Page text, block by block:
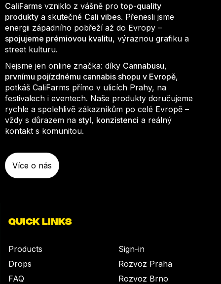
CaliFarms vzniklo z vášně protop-quality
produkty a skutečné Cali vibes. Přenesli jsme
energii západního pobřeží až do Evropy –
spojujeme prémiovou kvalitu, výraznou grafiku a
street kulturu.
Nejsme jen online značka: díky Cannabusu,
prvnímu pojízdnému cannabis shopu v Evropě,
potkáš CaliFarms přímo v ulicích Prahy, na
festivalech i eventech. Naše produkty doručujeme
rychle a spolehlivě zákazníkům po celé Evropě –
vždy s důrazem na styl, konzistenci a reálný
kontakt s komunitou.
Více o nás
QUICK LINKS
Products
Drops
FAQ
Sign-in
Rozvoz Praha
Rozvoz Brno